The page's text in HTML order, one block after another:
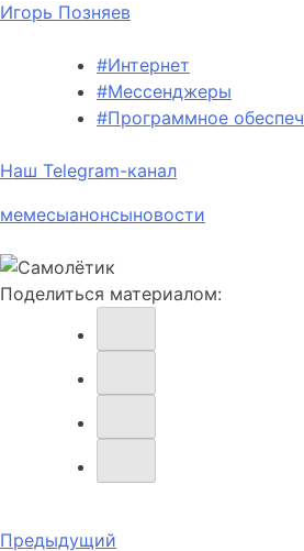
Игорь Позняев
#Интернет
#Мессенджеры
#Программное
Наш Telegram-канал
мемесыанонсыновости
Поделиться материалом:
Навигация
Предыдущий